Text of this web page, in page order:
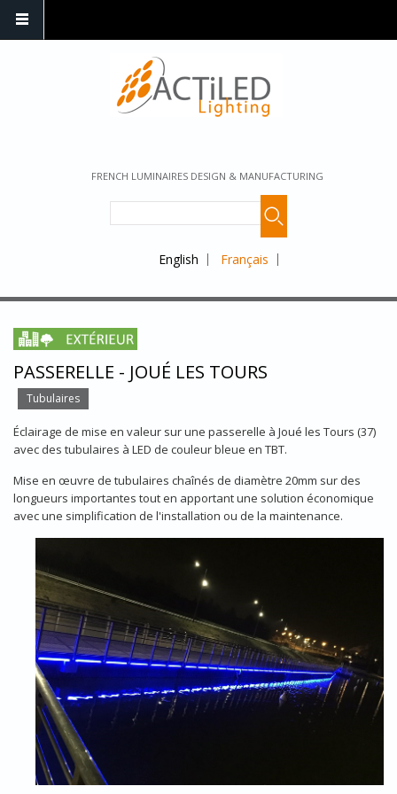
FRENCH LUMINAIRES DESIGN & MANUFACTURING
English Français
PASSERELLE - JOUÉ LES TOURS
Tubulaires
Éclairage de mise en valeur sur une passerelle à Joué les Tours (37)
avec des tubulaires à LED de couleur bleue en TBT.
Mise en œuvre de tubulaires chaînés de diamètre 20mm sur des
longueurs importantes tout en apportant une solution économique
avec une simplification de l'installation ou de la maintenance.